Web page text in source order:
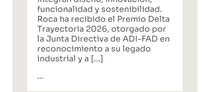
funcionalidad y sostenibilidad.
Roca ha recibido el Premio Delta
Trayectoria 2026, otorgado por
la Junta Directiva de ADI-FAD en
reconocimiento a su legado
industrial y a […]
...